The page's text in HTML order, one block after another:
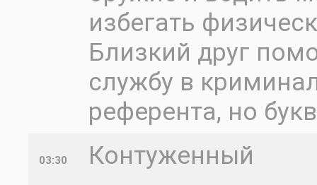
избегать
Близкий друг
службу в
референта, но
03:30 Контуженный